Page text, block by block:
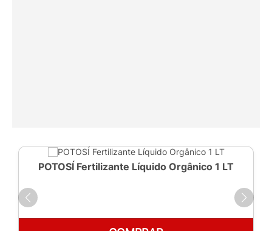
POTOSÍ Fertilizante Líquido Orgânico 1 LT